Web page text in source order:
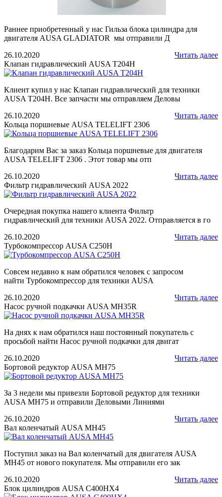
Раннее приобретенный у нас Гильза блока цилиндра для
двигателя AUSA GLADIATOR мы отправили Д
Читать далее
26.10.2020
Клапан гидравлический AUSA T204H
Клиент купил у нас Клапан гидравлический для техники
AUSA T204H. Все запчасти мы отправляем Деловы
Читать далее
26.10.2020
Кольца поршневые AUSA TELELIFT 2306
Благодарим Вас за заказ Кольца поршневые для двигателя
AUSA TELELIFT 2306 . Этот товар мы отп
Читать далее
26.10.2020
Фильтр гидравлический AUSA 2022
Очередная покупка нашего клиента Фильтр
гидравлический для техники AUSA 2022. Отправляется в го
Читать далее
26.10.2020
Турбокомпрессор AUSA C250H
Совсем недавно к нам обратился человек с запросом
найти Турбокомпрессор для техники AUSA
Читать далее
26.10.2020
Насос ручной подкачки AUSA MH35R
На днях к нам обратился наш постоянный покупатель с
просьбой найти Насос ручной подкачки для двигат
Читать далее
26.10.2020
Бортовой редуктор AUSA MH75
За 3 недели мы привезли Бортовой редуктор для техники
AUSA MH75 и отправили Деловыми Линиями
Читать далее
26.10.2020
Вал коленчатый AUSA MH45
Поступил заказ на Вал коленчатый для двигателя AUSA
MH45 от нового покупателя. Мы отправили его зак
Читать далее
26.10.2020
Блок цилиндров AUSA C400HX4